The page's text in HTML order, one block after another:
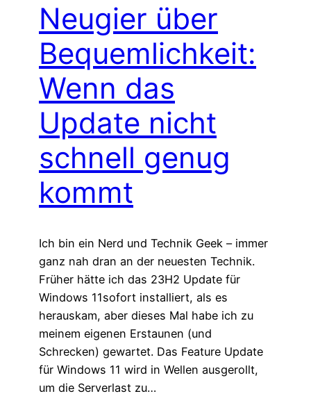
Neugier über
Bequemlichkeit:
Wenn das
Update nicht
schnell genug
kommt
Ich bin ein Nerd und Technik Geek – immer
ganz nah dran an der neuesten Technik.
Früher hätte ich das 23H2 Update für
Windows 11sofort installiert, als es
herauskam, aber dieses Mal habe ich zu
meinem eigenen Erstaunen (und
Schrecken) gewartet. Das Feature Update
für Windows 11 wird in Wellen ausgerollt,
um die Serverlast zu…